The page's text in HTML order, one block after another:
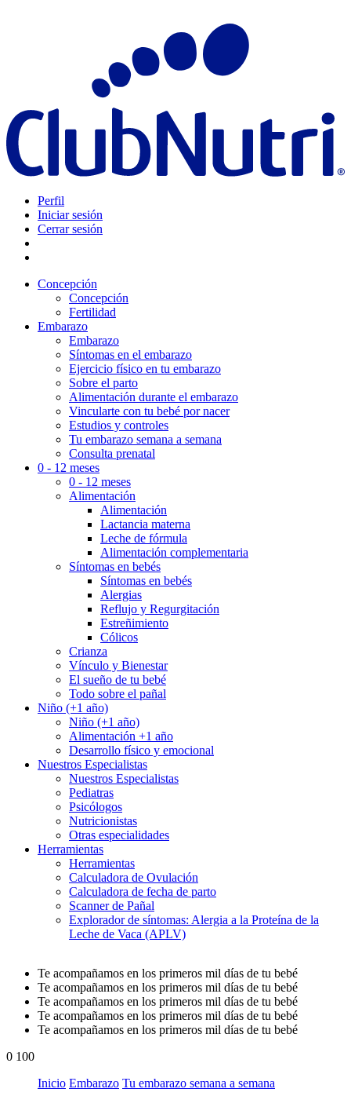
Perfil
Iniciar sesión
Cerrar sesión
Concepción
Concepción
Fertilidad
Embarazo
Embarazo
Síntomas en el embarazo
Ejercicio físico en tu embarazo
Sobre el parto
Alimentación durante el embarazo
Vincularte con tu bebé por nacer
Estudios y controles
Tu embarazo semana a semana
Consulta prenatal
0 - 12 meses
0 - 12 meses
Alimentación
Alimentación
Lactancia materna
Leche de fórmula
Alimentación complementaria
Síntomas en bebés
Síntomas en bebés
Alergias
Reflujo y Regurgitación
Estreñimiento
Cólicos
Crianza
Vínculo y Bienestar
El sueño de tu bebé
Todo sobre el pañal
Niño (+1 año)
Niño (+1 año)
Alimentación +1 año
Desarrollo físico y emocional
Nuestros Especialistas
Nuestros Especialistas
Pediatras
Psicólogos
Nutricionistas
Otras especialidades
Herramientas
Herramientas
Calculadora de Ovulación
Calculadora de fecha de parto
Scanner de Pañal
Explorador de síntomas: Alergia a la Proteína de la
Leche de Vaca (APLV)
Te acompañamos en los primeros mil días de tu bebé
Te acompañamos en los primeros mil días de tu bebé
Te acompañamos en los primeros mil días de tu bebé
Te acompañamos en los primeros mil días de tu bebé
Te acompañamos en los primeros mil días de tu bebé
0 100
Inicio Embarazo Tu embarazo semana a semana